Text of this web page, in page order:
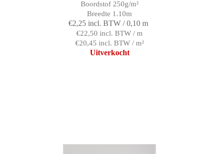
Boordstof 250g/m²
Breedte 1.10m
€2,25 incl. BTW / 0,10 m
€22,50 incl. BTW / m
€20,45 incl. BTW / m²
Uitverkocht